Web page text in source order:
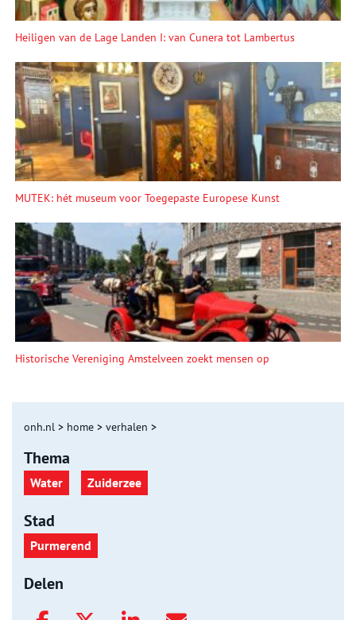
Heiligen van de Lage Landen I: van Cunera tot Lambertus
MUTEK: hét museum voor Toegepaste Europese Kunst
Historische Vereniging Amstelveen zoekt mensen op
onh.nl > home > verhalen >
Thema
Water Zuiderzee
Stad
Purmerend
Delen